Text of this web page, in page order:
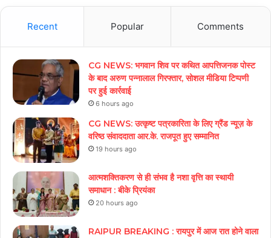
Recent Popular Comments
CG NEWS: भगवान शिव पर कथित आपत्तिजनक पोस्ट
के बाद अरुण पन्नालाल गिरफ्तार, सोशल मीडिया टिप्पणी
पर हुई कार्रवाई
6 hours ago
CG NEWS: उत्कृष्ट पत्रकारिता के लिए ग्रैंड न्यूज़ के
वरिष्ठ संवाददाता आर.के. राजपूत हुए सम्मानित
19 hours ago
आत्मशक्तिकरण से ही संभव है नशा वृत्ति का स्थायी
समाधान : बीके प्रियंका
20 hours ago
RAIPUR BREAKING : रायपुर में आज रात होने वाला